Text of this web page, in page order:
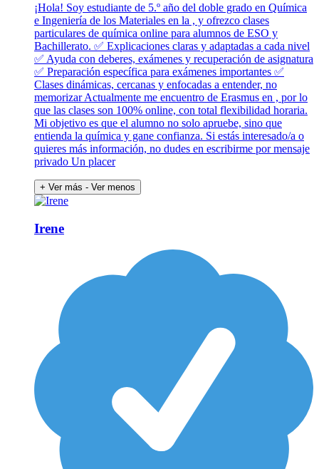
¡Hola! Soy estudiante de 5.º año del doble grado en Química
e Ingeniería de los Materiales en la , y ofrezco clases
particulares de química online para alumnos de ESO y
Bachillerato. ✅ Explicaciones claras y adaptadas a cada nivel
✅ Ayuda con deberes, exámenes y recuperación de asignatura
✅ Preparación específica para exámenes importantes ✅
Clases dinámicas, cercanas y enfocadas a entender, no
memorizar Actualmente me encuentro de Erasmus en , por lo
que las clases son 100% online, con total flexibilidad horaria.
Mi objetivo es que el alumno no solo apruebe, sino que
entienda la química y gane confianza. Si estás interesado/a o
quieres más información, no dudes en escribirme por mensaje
privado Un placer
+ Ver más - Ver menos
Irene